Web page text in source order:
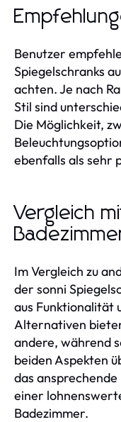
Benutzer
Spiegelschranks
achten. Je nach
Stil sind
Die Möglichkeit,
ebenfalls als sehr
Vergleich
Im Vergleich zu
der sonni
aus Funktionalität
Alternativen
andere, während
beiden Aspekten
das
einer
Badezimmer.